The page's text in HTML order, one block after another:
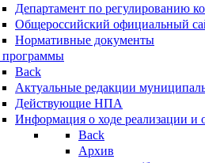
Департамент по регулированию
Общероссийский официальный
Нормативные документы
Back
Актуальные редакции
Действующие НПА
Информация о ходе реализации
Back
Архив